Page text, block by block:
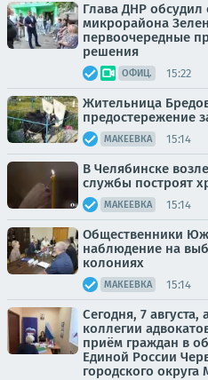
Глава ДНР
микрорайона
первоочередные
решения
ОФИЦ. 15:22
Жительница
предостережение
МАКЕЕВКА 15:14
В Челябинске
службы построят
МАКЕЕВКА 15:14
Общественники
наблюдение на
колониях
МАКЕЕВКА 15:14
Сегодня, 7
коллегии
приём граждан в
Единой России
городского округа